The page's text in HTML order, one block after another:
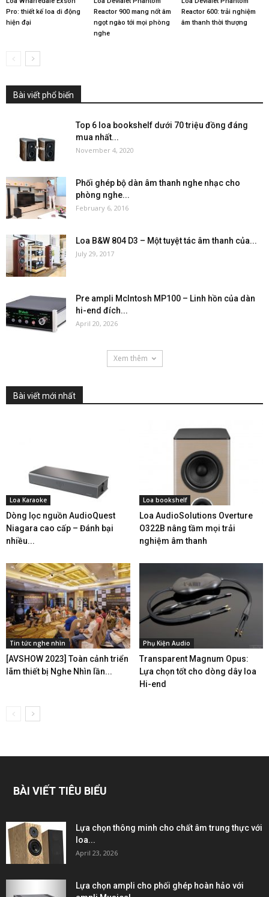
Pro: thiết kế loa di động
hiện đại
Reactor 900 mang nốt âm
ngọt ngào tới mọi phòng
nghe
Reactor 600: trải nghiệm
âm thanh thời thượng
Bài viết phổ biến
Top 6 loa bookshelf dưới 70 triệu đồng đáng
mua nhất...
November 4, 2020
Phối ghép bộ dàn âm thanh nghe nhạc cho
phòng nghe...
February 6, 2016
Loa B&W 804 D3 – Một tuyệt tác âm thanh của...
July 29, 2017
Pre ampli McIntosh MP100 – Linh hồn của dàn
hi-end đích...
April 20, 2026
Xem thêm
Bài viết mới nhất
Loa Karaoke
Dòng lọc nguồn AudioQuest
Niagara cao cấp – Đánh bại
nhiều...
Loa bookshelf
Loa AudioSolutions Overture
O322B nâng tầm mọi trải
nghiệm âm thanh
Tin tức nghe nhìn
[AVSHOW 2023] Toàn cảnh triển
lãm thiết bị Nghe Nhìn lần...
Phụ Kiện Audio
Transparent Magnum Opus:
Lựa chọn tốt cho dòng dây loa
Hi-end
BÀI VIẾT TIÊU BIỂU
Lựa chọn thông minh cho chất âm trung thực với
loa...
April 23, 2026
Lựa chọn ampli cho phối ghép hoàn hảo với